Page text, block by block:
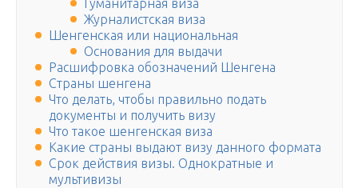
Гуманитарная виза
Журналистская виза
Шенгенская или национальная
Основания для выдачи
Расшифровка обозначений Шенгена
Страны шенгена
Что делать, чтобы правильно подать
документы и получить визу
Что такое шенгенская виза
Какие страны выдают визу данного формата
Срок действия визы. Однократные и
мультивизы